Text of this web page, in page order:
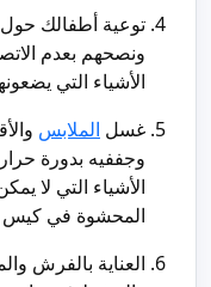
توعية أطفالك حول
ونصحهم بعدم
الأشياء التي
غسل الملابس
وجففيه بدورة
الأشياء التي لا
المحشوة في كيس
العناية بالفرش